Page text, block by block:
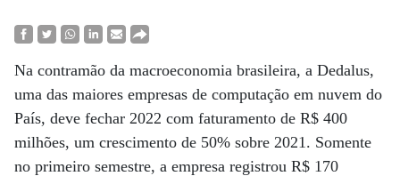
Na contramão da macroeconomia brasileira, a Dedalus,
uma das maiores empresas de computação em nuvem do
País, deve fechar 2022 com faturamento de R$ 400
milhões, um crescimento de 50% sobre 2021. Somente
no primeiro semestre, a empresa registrou R$ 170